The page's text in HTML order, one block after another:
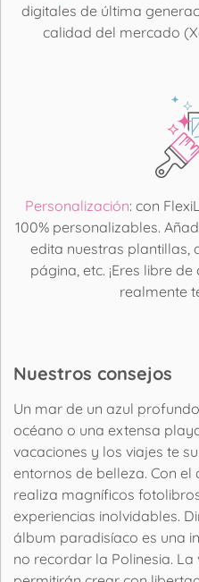
digitales de última
calidad del mercado
Personalización: con
100% personalizables.
edita nuestras plantillas,
página, etc. ¡Eres libre
realmente
Nuestros consejos
Un mar de un azul
océano o una extensa
vacaciones y los viajes te
entornos de belleza. Con el
realiza magníficos
experiencias inolvidables.
álbum paradisíaco es una
no recordar la Polinesia.